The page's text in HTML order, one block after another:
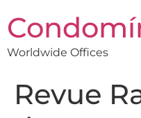
Worldwide Offices
Revue